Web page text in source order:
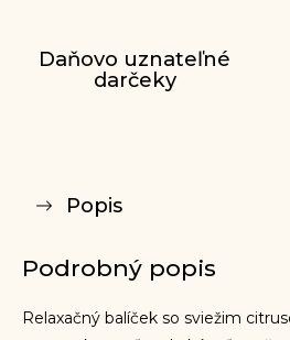
Daňovo uznateľné
darčeky
Popis
Podrobný popis
Relaxačný balíček so sviežim